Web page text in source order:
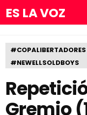
ES LA VOZ
#COPALIBERTADORES
#NEWELLSOLDBOYS
Gremio